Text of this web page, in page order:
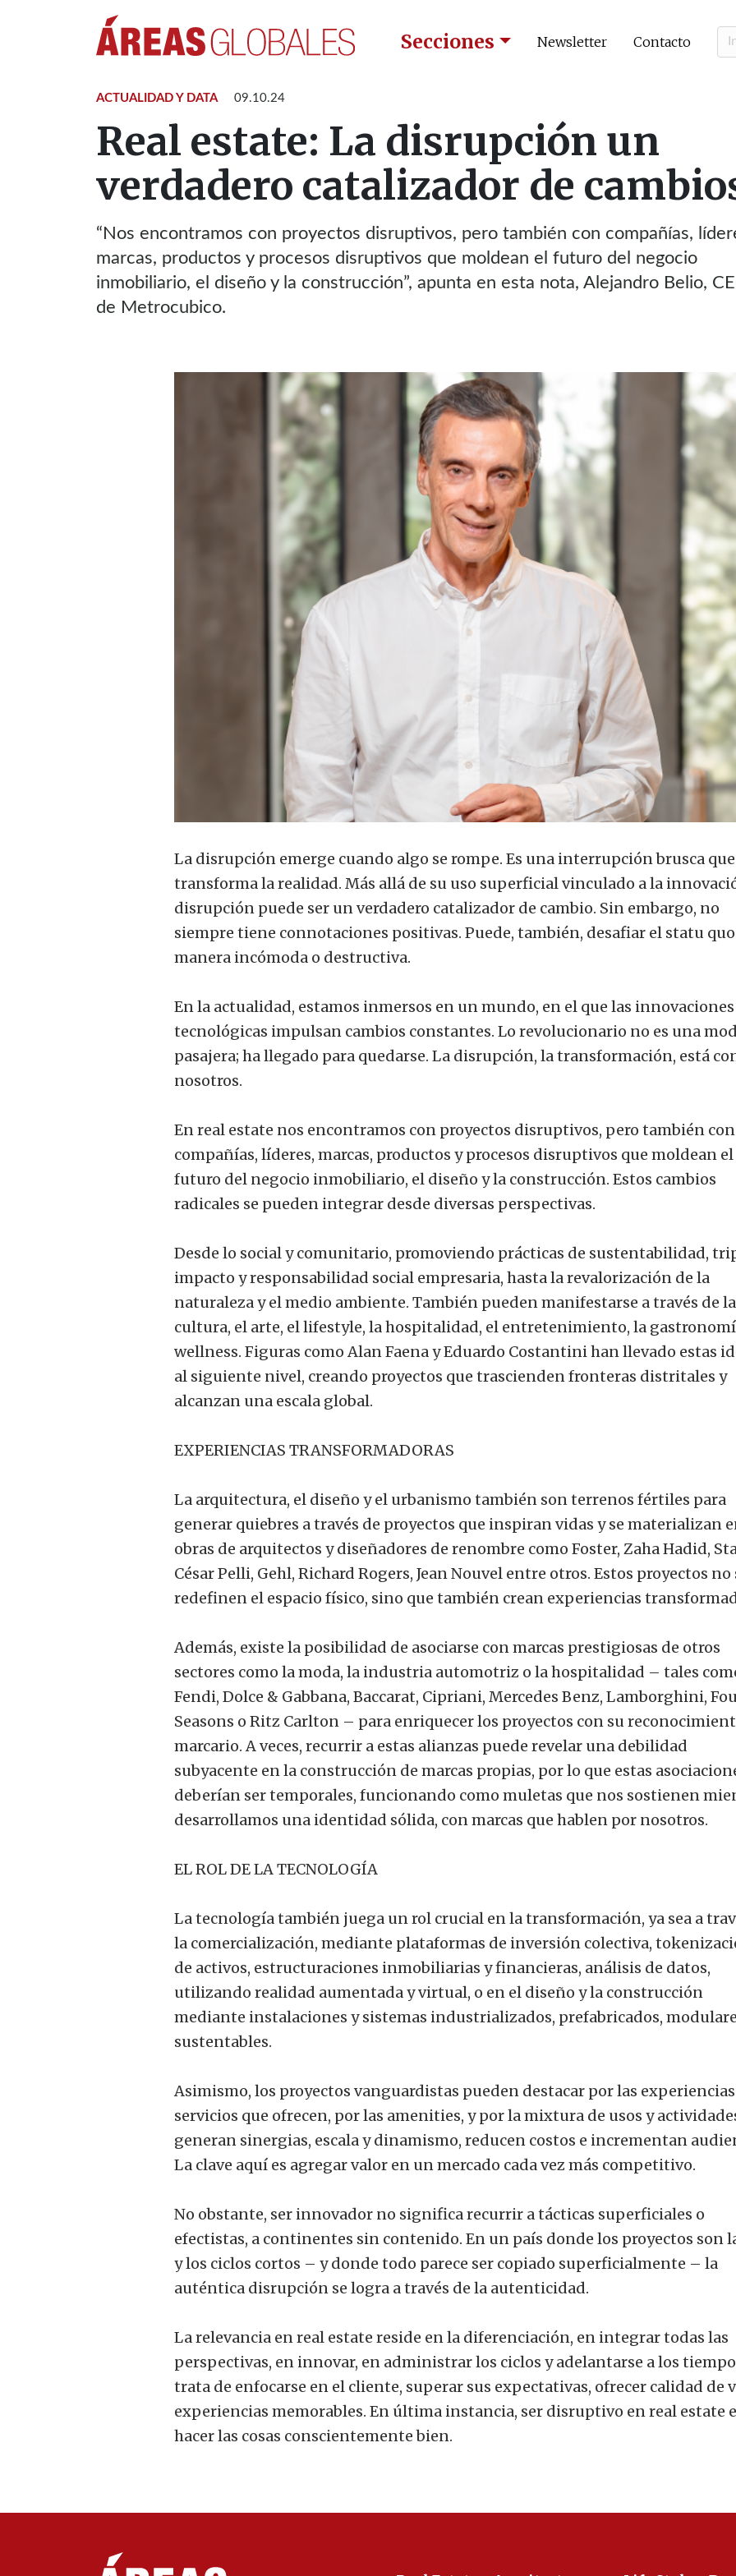
Secciones Newsletter Contacto
ACTUALIDAD Y DATA 09.10.24
Real estate: La disrupción un
verdadero catalizador de
“Nos encontramos con proyectos disruptivos, pero también con compañías,
marcas, productos y procesos disruptivos que moldean el futuro del negocio
inmobiliario, el diseño y la construcción”, apunta en esta nota, Alejandro Belio,
de Metrocubico.
La disrupción emerge cuando algo se rompe. Es una interrupción brusca que
transforma la realidad. Más allá de su uso superficial vinculado a la
disrupción puede ser un verdadero catalizador de cambio. Sin embargo, no
siempre tiene connotaciones positivas. Puede, también, desafiar el statu
manera incómoda o destructiva.
En la actualidad, estamos inmersos en un mundo, en el que las innovaciones
tecnológicas impulsan cambios constantes. Lo revolucionario no es una
pasajera; ha llegado para quedarse. La disrupción, la transformación, está
nosotros.
En real estate nos encontramos con proyectos disruptivos, pero también con
compañías, líderes, marcas, productos y procesos disruptivos que moldean el
futuro del negocio inmobiliario, el diseño y la construcción. Estos cambios
radicales se pueden integrar desde diversas perspectivas.
Desde lo social y comunitario, promoviendo prácticas de sustentabilidad,
impacto y responsabilidad social empresaria, hasta la revalorización de la
naturaleza y el medio ambiente. También pueden manifestarse a través de la
cultura, el arte, el lifestyle, la hospitalidad, el entretenimiento, la
wellness. Figuras como Alan Faena y Eduardo Costantini han llevado estas
al siguiente nivel, creando proyectos que trascienden fronteras distritales y
alcanzan una escala global.
EXPERIENCIAS TRANSFORMADORAS
La arquitectura, el diseño y el urbanismo también son terrenos fértiles para
generar quiebres a través de proyectos que inspiran vidas y se materializan
obras de arquitectos y diseñadores de renombre como Foster, Zaha Hadid,
César Pelli, Gehl, Richard Rogers, Jean Nouvel entre otros. Estos proyectos no
redefinen el espacio físico, sino que también crean experiencias
Además, existe la posibilidad de asociarse con marcas prestigiosas de otros
sectores como la moda, la industria automotriz o la hospitalidad – tales
Fendi, Dolce & Gabbana, Baccarat, Cipriani, Mercedes Benz, Lamborghini,
Seasons o Ritz Carlton – para enriquecer los proyectos con su
marcario. A veces, recurrir a estas alianzas puede revelar una debilidad
subyacente en la construcción de marcas propias, por lo que estas
deberían ser temporales, funcionando como muletas que nos sostienen
desarrollamos una identidad sólida, con marcas que hablen por nosotros.
EL ROL DE LA TECNOLOGÍA
La tecnología también juega un rol crucial en la transformación, ya sea a
la comercialización, mediante plataformas de inversión colectiva,
de activos, estructuraciones inmobiliarias y financieras, análisis de datos,
utilizando realidad aumentada y virtual, o en el diseño y la construcción
mediante instalaciones y sistemas industrializados, prefabricados,
sustentables.
Asimismo, los proyectos vanguardistas pueden destacar por las
servicios que ofrecen, por las amenities, y por la mixtura de usos y
generan sinergias, escala y dinamismo, reducen costos e incrementan
La clave aquí es agregar valor en un mercado cada vez más competitivo.
No obstante, ser innovador no significa recurrir a tácticas superficiales o
efectistas, a continentes sin contenido. En un país donde los proyectos son
y los ciclos cortos – y donde todo parece ser copiado superficialmente – la
auténtica disrupción se logra a través de la autenticidad.
La relevancia en real estate reside en la diferenciación, en integrar todas las
perspectivas, en innovar, en administrar los ciclos y adelantarse a los
trata de enfocarse en el cliente, superar sus expectativas, ofrecer calidad de
experiencias memorables. En última instancia, ser disruptivo en real estate
hacer las cosas conscientemente bien.